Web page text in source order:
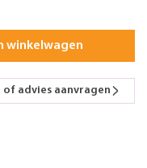
winkelwagen
advies aanvragen